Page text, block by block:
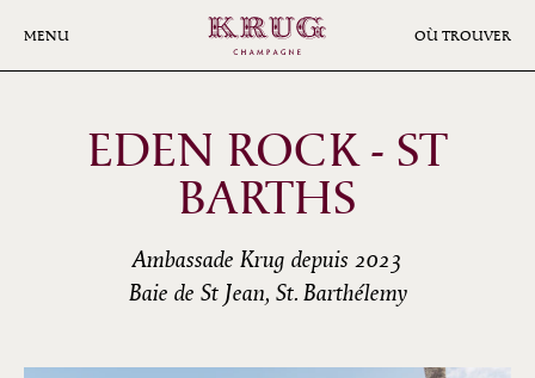
MENU OÙ TROUVER
EDEN ROCK - ST
BARTHS
Ambassade Krug depuis 2023
Baie de St Jean, St. Barthélemy